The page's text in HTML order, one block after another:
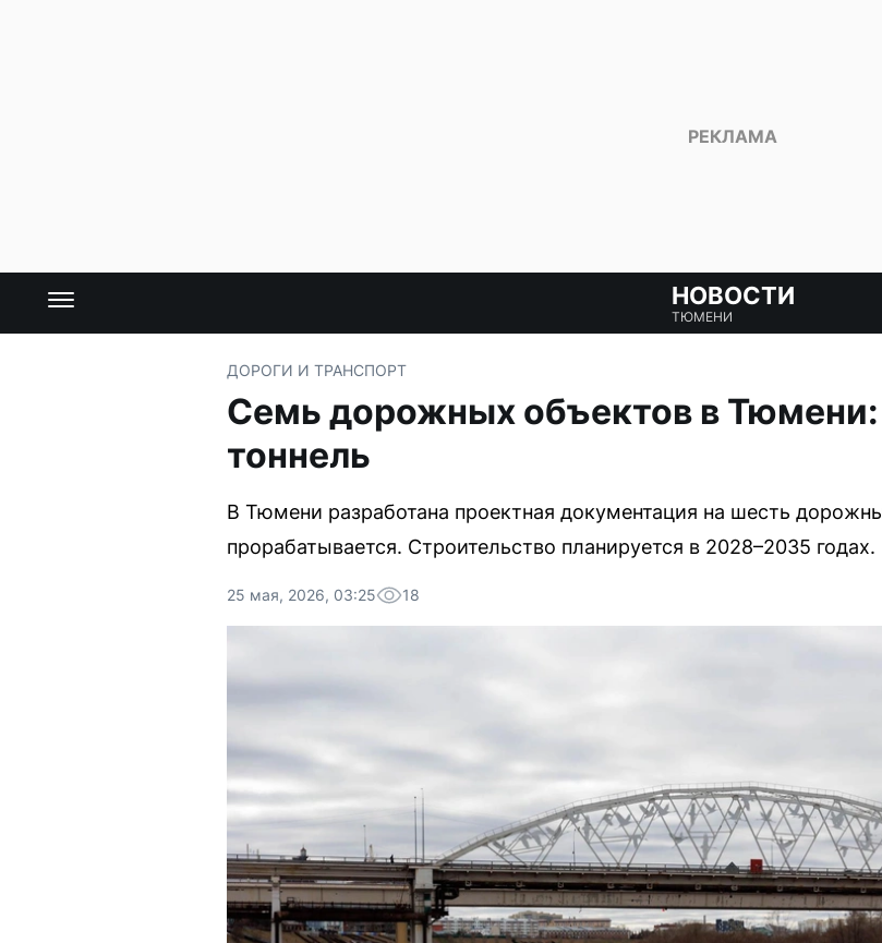
НОВОСТИ
ТЮМЕНИ
ДОРОГИ И ТРАНСПОРТ
Семь дорожных объектов в Тюмени:
тоннель
В Тюмени разработана проектная документация на шесть
прорабатывается. Строительство планируется в 2028–2035 годах.
25 мая, 2026, 03:25 18